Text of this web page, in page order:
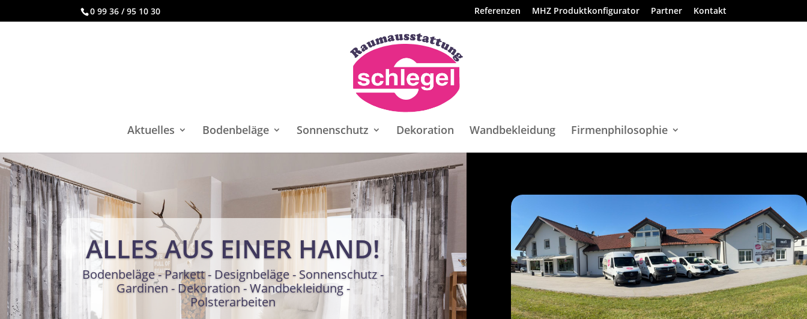
0 99 36 / 95 10 30 Referenzen MHZ Produktkonfigurator Partner Kontakt
Aktuelles Bodenbeläge Sonnenschutz Dekoration Wandbekleidung Firmenphilosophie
ALLES AUS EINER HAND!
Bodenbeläge - Parkett - Designbeläge - Sonnenschutz -
Gardinen - Dekoration - Wandbekleidung -
Polsterarbeiten